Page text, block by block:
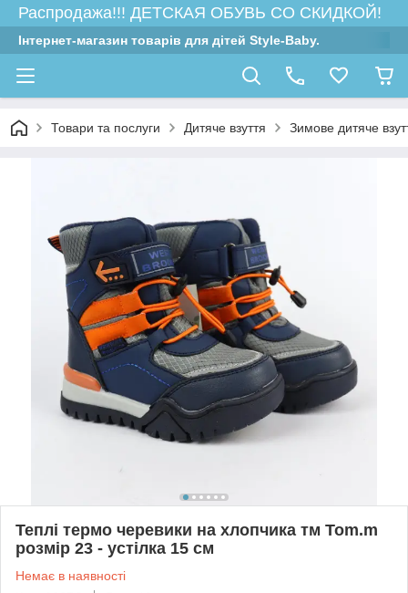
Распродажа!!! ДЕТСКАЯ ОБУВЬ СО СКИДКОЙ!
Інтернет-магазин товарів для дітей Style-Baby.
Товари та послуги Дитяче взуття Зимове дитяче
Теплі термо черевики на хлопчика тм Tom.m
розмір 23 - устілка 15 см
Немає в наявності